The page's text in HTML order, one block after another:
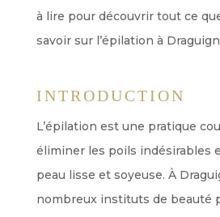
à lire pour découvrir tout ce
savoir sur l’épilation à
INTRODUCTION
L’épilation est une pratique
éliminer les poils indésirables
peau lisse et soyeuse. À
nombreux instituts de beauté